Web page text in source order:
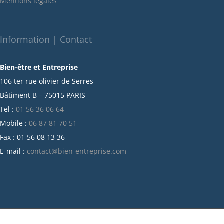
décembre 2021
octobre 2021
juillet 2021
juin 2021
mai 2021
avril 2021
mars 2021
février 2021
janvier 2021
Information | Contact
Bien-être et Entreprise
106 ter rue olivier de Serres
Bâtiment B – 75015 PARIS
Tel : 01 56 36 06 64
Mobile : 06 87 81 70 51
Fax : 01 56 08 13 36
E-mail : contact@bien-entreprise.com